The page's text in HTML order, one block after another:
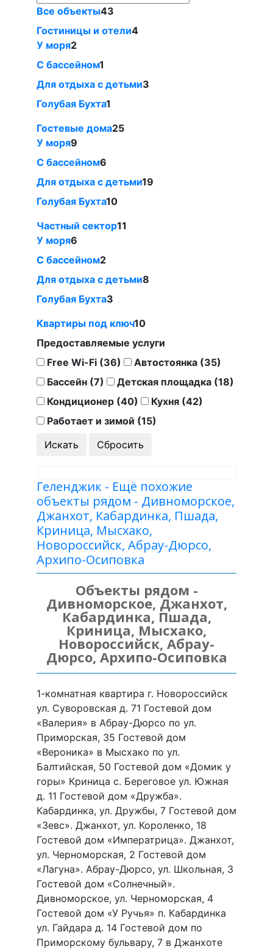
Все объекты43
Гостиницы и отели4
У моря2
С бассейном1
Для отдыха с детьми3
Голубая Бухта1
Гостевые дома25
У моря9
С бассейном6
Для отдыха с детьми19
Голубая Бухта10
Частный сектор11
У моря6
С бассейном2
Для отдыха с детьми8
Голубая Бухта3
Квартиры под ключ10
Предоставляемые услуги
Free Wi-Fi (36)
Автостоянка (35)
Бассейн (7)
Детская площадка (18)
Кондиционер (40)
Кухня (42)
Работает и зимой (15)
Геленджик - Ещё похожие
объекты рядом - Дивноморское,
Джанхот, Кабардинка, Пшада,
Криница, Мысхако,
Новороссийск, Абрау-Дюрсо,
Архипо-Осиповка
Объекты рядом -
Дивноморское, Джанхот,
Кабардинка, Пшада,
Криница, Мысхако,
Новороссийск, Абрау-
Дюрсо, Архипо-Осиповка
1-комнатная квартира г. Новороссийск
ул. Суворовская д. 71 Гостевой дом
«Валерия» в Абрау-Дюрсо по ул.
Приморская, 35 Гостевой дом
«Вероника» в Мысхако по ул.
Балтийская, 50 Гостевой дом «Домик у
горы» Криница с. Береговое ул. Южная
д. 11 Гостевой дом «Дружба».
Кабардинка, ул. Дружбы, 7 Гостевой дом
«Зевс». Джанхот, ул. Короленко, 18
Гостевой дом «Императрица». Джанхот,
ул. Черноморская, 2 Гостевой дом
«Лагуна». Абрау-Дюрсо, ул. Школьная, 3
Гостевой дом «Солнечный».
Дивноморское, ул. Черноморская, 4
Гостевой дом «У Ручья» п. Кабардинка
ул. Гайдара д. 14 Гостевой дом по
Приморскому бульвару, 7 в Джанхоте